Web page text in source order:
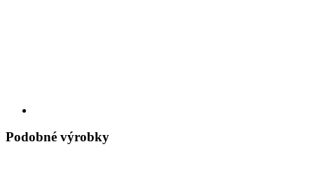
Podobné výrobky